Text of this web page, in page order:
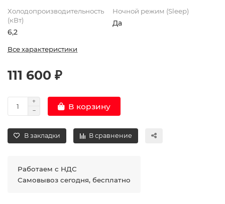
Холодопроизводительность
(кВт)
6,2
Ночной режим (Sleep)
Да
Все характеристики
111 600 ₽
В корзину
В закладки В сравнение
Работаем с НДС
Самовывоз сегодня, бесплатно